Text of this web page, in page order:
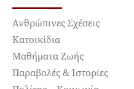
Ανθρώπινες Σχέσεις
Κατοικίδια
Μαθήματα Ζωής
Παραβολές & Ιστορίες